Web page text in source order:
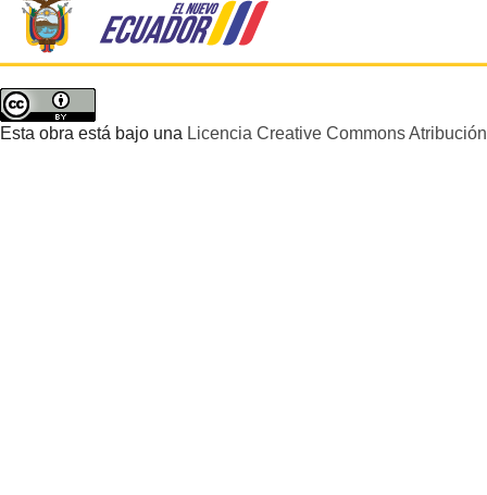
Esta obra está bajo una Licencia Creative Commons